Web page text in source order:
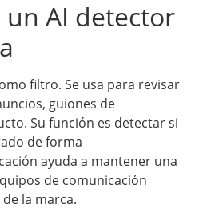
AI detector
filtro. Se usa para revisar
guiones de
Su función es detectar si
de forma
ayuda a mantener una
de comunicación
la marca.